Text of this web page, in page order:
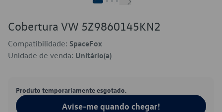
Cobertura VW 5Z9860145KN2
Compatibilidade: SpaceFox
Unidade de venda: Unitário(a)
Produto temporariamente esgotado.
Avise-me quando chegar!